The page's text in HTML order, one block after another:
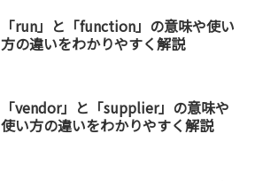
「run」と「function」の意味や使い
方の違いをわかりやすく解説
「vendor」と「supplier」の意味や
使い方の違いをわかりやすく解説